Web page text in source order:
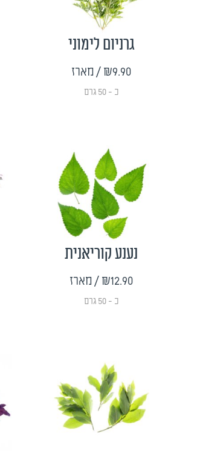
גרניום לימוני
₪9.90/ מארז
כ - 50 גרם
נענע קוריאנית
₪12.90/ מארז
כ - 50 גרם